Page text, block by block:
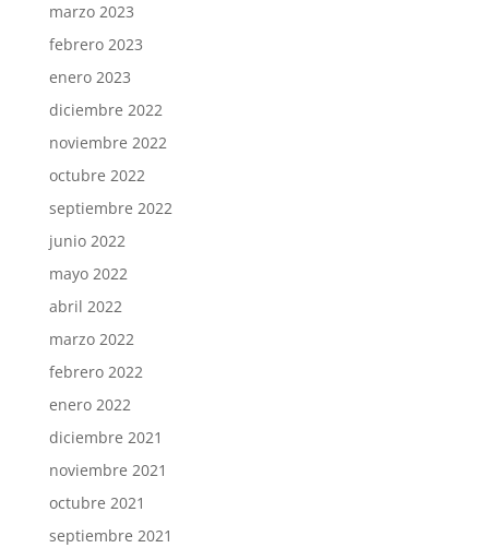
marzo 2023
febrero 2023
enero 2023
diciembre 2022
noviembre 2022
octubre 2022
septiembre 2022
junio 2022
mayo 2022
abril 2022
marzo 2022
febrero 2022
enero 2022
diciembre 2021
noviembre 2021
octubre 2021
septiembre 2021